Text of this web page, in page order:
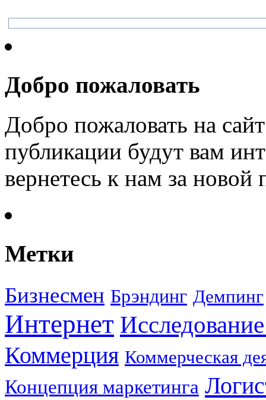
Добро пожаловать
Добро пожаловать на
публикации будут вам
вернетесь к нам за
Метки
Бизнесмен Брэндинг Демпинг
Интернет
Коммерция Коммерческая
Концепция маркетинга